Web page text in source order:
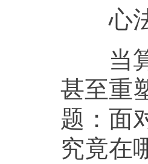
心法
当算
甚至重
题：面
究竟在